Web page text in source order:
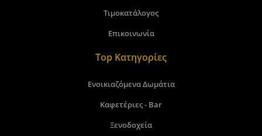
Τιμοκατάλογος
Επικοινωνία
Top Κατηγορίες
Ενοικιαζόμενα Δωμάτια
Καφετέριες - Bar
Ξενοδοχεία